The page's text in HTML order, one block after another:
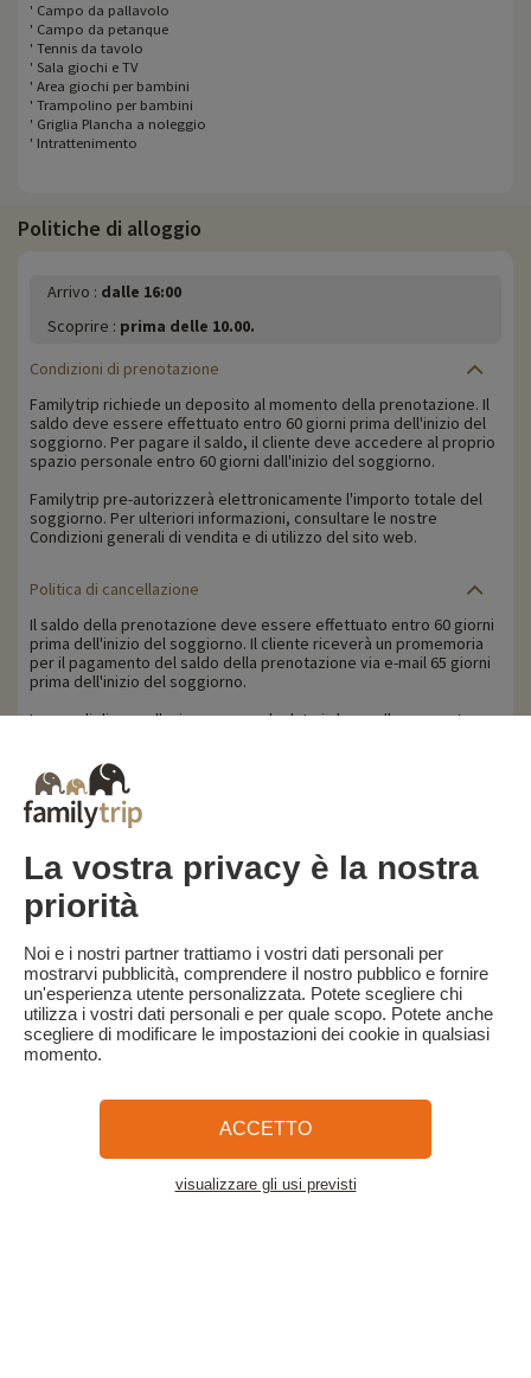
' Campo da pallavolo
' Campo da petanque
' Tennis da tavolo
' Sala giochi e TV
' Area giochi per bambini
' Trampolino per bambini
' Griglia Plancha a noleggio
' Intrattenimento
Politiche di alloggio
Arrivo : dalle 16:00
Scoprire : prima delle 10.00.
Condizioni di prenotazione
Familytrip richiede un deposito al momento della prenotazione. Il
saldo deve essere effettuato entro 60 giorni prima dell'inizio del
soggiorno. Per pagare il saldo, il cliente deve accedere al proprio
spazio personale entro 60 giorni dall'inizio del soggiorno.
Familytrip pre-autorizzerà elettronicamente l'importo totale del
soggiorno. Per ulteriori informazioni, consultare le nostre
Condizioni generali di vendita e di utilizzo del sito web.
Politica di cancellazione
Il saldo della prenotazione deve essere effettuato entro 60 giorni
prima dell'inizio del soggiorno. Il cliente riceverà un promemoria
per il pagamento del saldo della prenotazione via e-mail 65 giorni
prima dell'inizio del soggiorno.
Le penali di cancellazione sono calcolate in base alla seguente
soggiorno: trattenuta della caparra.
- Cancellazione a meno di 60 giorni dall'inizio del soggiorno: 100%
del prezzo del soggiorno.
Familytrip consiglia di stipulare un'assicurazione di annullamento
con il suo partner AREAS Assurances. Da sottoscrivere al
momento della prenotazione o entro 24 ore dalla prenotazione
per telefono.
Per i clienti che ricevono l'aiuto VACAF, in caso di annullamento,
VACAF ritirerà l'aiuto e le penali di annullamento di cui sopra si
applicheranno all'intero importo del soggiorno.
Termini e condizioni generali e informativa sulla privacy
Cosa dice di noi la stampa
Mappa del sito
La vostra privacy è la nostra
priorità
Noi e i nostri partner trattiamo i vostri dati personali per
mostrarvi pubblicità, comprendere il nostro pubblico e fornire
un'esperienza utente personalizzata. Potete scegliere chi
utilizza i vostri dati personali e per quale scopo. Potete anche
scegliere di modificare le impostazioni dei cookie in qualsiasi
momento.
ACCETTO
visualizzare gli usi previsti